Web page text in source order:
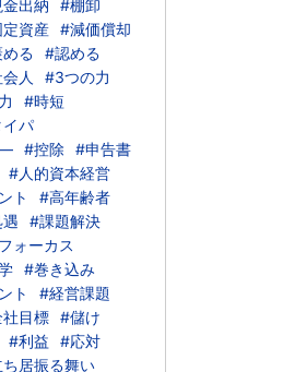
出納
#棚卸
資産 #減価償却
る
#認める
人
#3つの力
#時短
パ
― #控除
#申告書
#人的資本経営
ト
#高年齢者
#課題解決
ォーカス
#巻き込み
ト
#経営課題
目標 #儲け
#利益
#応対
居振る舞い